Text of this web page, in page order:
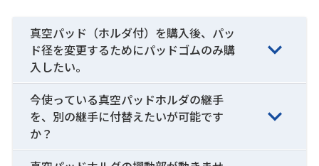
真空パッド（ホルダ付）を購入後、パッ
ド径を変更するためにパッドゴムのみ購
入したい。
今使っている真空パッドホルダの継手
を、別の継手に付替えたいが可能です
か？